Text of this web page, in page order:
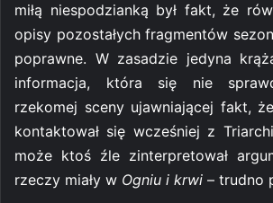
miłą niespodzianką był fakt, że
opisy pozostałych fragmentów
poprawne. W zasadzie jedyna
informacja, która się nie
rzekomej sceny ujawniającej fakt,
kontaktował się wcześniej z
może ktoś źle zinterpretował
rzeczy miały w Ogniu i krwi – trudno